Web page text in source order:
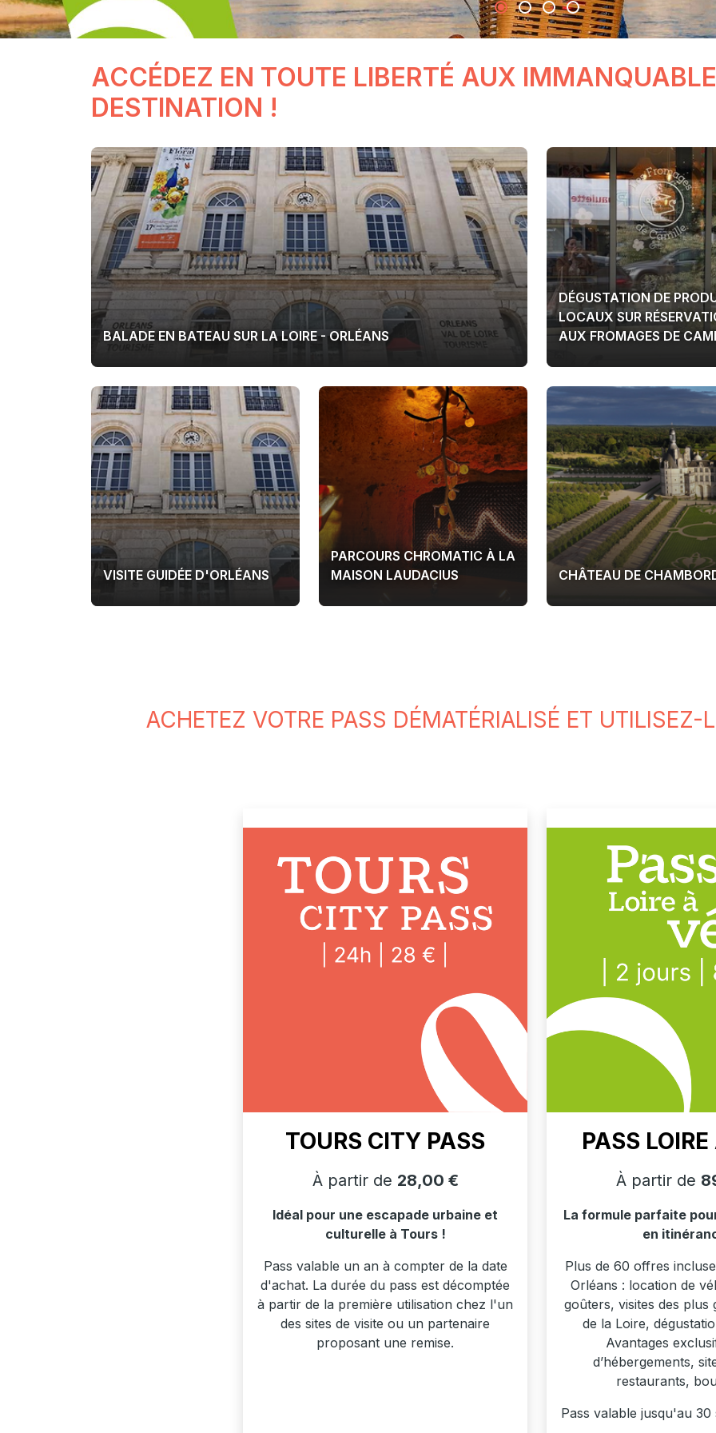
ACCÉDEZ EN TOUTE LIBERTÉ AUX
DESTINATION !
BALADE EN BATEAU SUR LA LOIRE - ORLÉANS
DÉGUSTATION DE
LOCAUX SUR
AUX FROMAGES DE
VISITE GUIDÉE D'ORLÉANS
PARCOURS CHROMATIC À LA
MAISON LAUDACIUS
CHÂTEAU DE
ACHETEZ VOTRE PASS DÉMATÉRIALISÉ ET UTILISEZ-
TOURS CITY PASS
À partir de 28,00 €
Idéal pour une escapade urbaine et
culturelle à Tours !
Pass valable un an à compter de la date
d'achat. La durée du pass est décomptée
à partir de la première utilisation chez l'un
des sites de visite ou un partenaire
proposant une remise.
PASS
À partir de
La formule parfaite
en
Plus de 60 offres
Orléans : location de
goûters, visites des plus
de la Loire,
Avantages
d’hébergements,
restaurants,
Pass valable jusqu'au